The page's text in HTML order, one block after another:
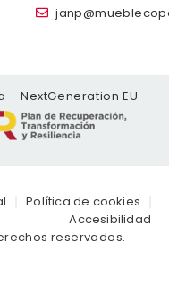
NextGeneration EU
reservados.
Política de cookies
Accesibilidad